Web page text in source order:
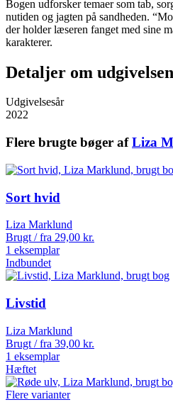
Bogen udforsker temaer som tab,
nutiden og jagten på sandheden.
der holder læseren fanget med sine
karakterer.
Detaljer om udgivelsen
Udgivelsesår
2022
Flere brugte bøger afLiza
Sort hvid
Liza Marklund
Brugt / fra 29,00 kr.
1 eksemplar
Indbundet
Livstid
Liza Marklund
Brugt / fra 39,00 kr.
1 eksemplar
Hæftet
Flere varianter